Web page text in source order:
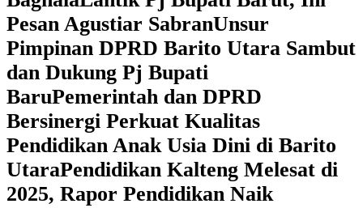
Pesan Agustiar SabranUnsur
Pimpinan DPRD Barito Utara Sambut
dan Dukung Pj Bupati
BaruPemerintah dan DPRD
Bersinergi Perkuat Kualitas
Pendidikan Anak Usia Dini di Barito
Utara‎Pendidikan Kalteng Melesat di
2025, Rapor Pendidikan Naik